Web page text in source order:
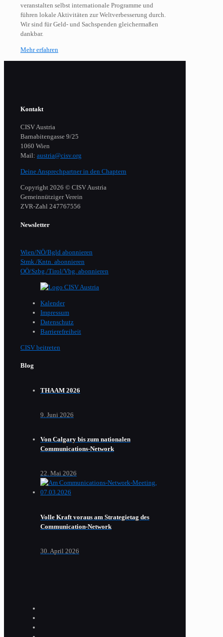
veranstalten selbst internationale Programme und
führen lokale Aktivitäten zur Weltverbesserung durch.
Wir sind für Geld- und Sachspenden gleichermaßen
dankbar.
Mehr erfahren
Kontakt
CISV Austria
Barnabitengasse 9/25
1060 Wien
Mail: austria@cisv.org
Deine Ansprechpartner in den Chaptern
Copyright 2026 © CISV Austria
Gemeinnütziger Verein
​ZVR-Zahl 247767556
Newsletter
Wien/NÖ/Bgld abonnieren
Stmk./Kntn. abonnieren
OÖ/Szbg./Tirol/Vbg. abonnieren
Kalender
Impressum
Datenschutz
Barrierefreiheit
CISV beitreten
Blog
THAAM 2026
9. Juni 2026
Von Calgary bis zum nationalen
Communications-Network
22. Mai 2026
Volle Kraft voraus am Strategietag des
Communication-Network
30. April 2026